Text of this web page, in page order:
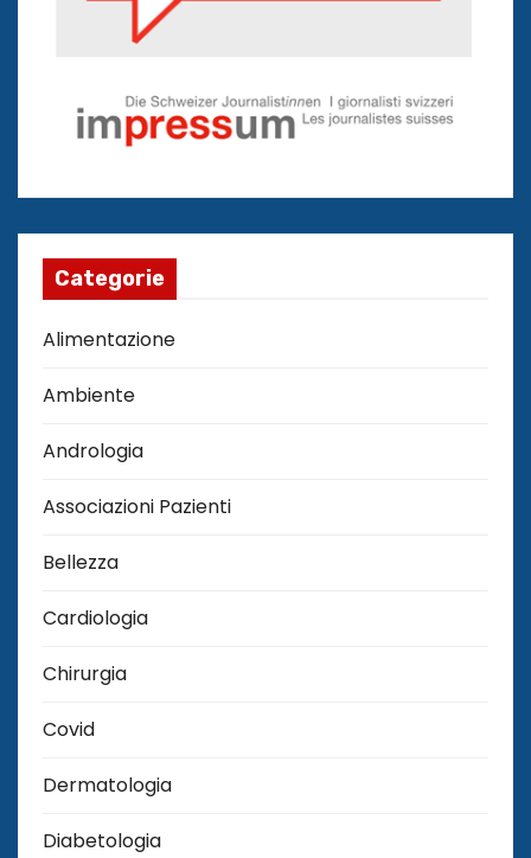
Categorie
Alimentazione
Ambiente
Andrologia
Associazioni Pazienti
Bellezza
Cardiologia
Chirurgia
Covid
Dermatologia
Diabetologia